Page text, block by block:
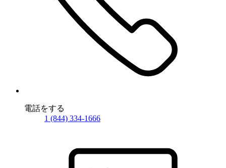
電話をする
1 (844) 334-1666